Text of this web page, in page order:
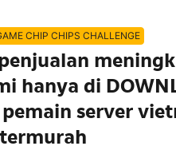
CHIP CHIPS CHALLENGE
hanya di
pemain server